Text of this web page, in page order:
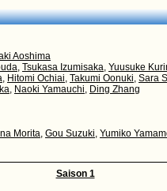
Aoshima
, Tsukasa Izumisaka, Yuusuke
, Hitomi Ochiai, Takumi Oonuki, Sara
, Naoki Yamauchi, Ding Zhang
Morita, Gou Suzuki, Yumiko
Saison 1